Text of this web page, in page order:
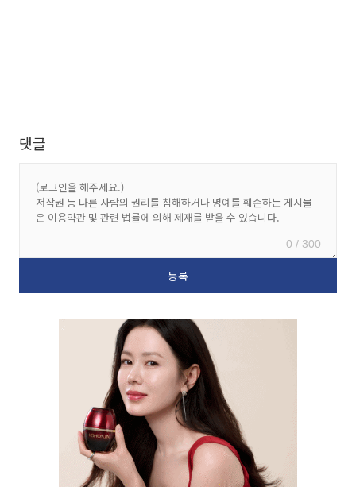
댓글
0 / 300